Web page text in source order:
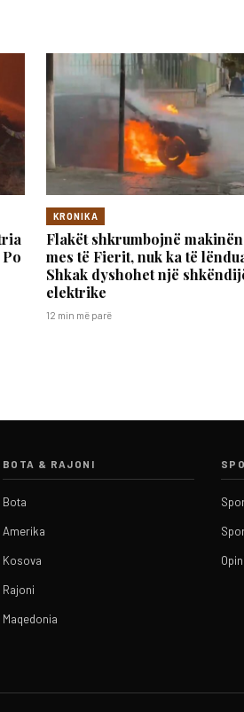
KRONIKA
Flakët shkrumbojnë
mes të Fierit, nuk ka të
Shkak dyshohet një
elektrike
12 min më parë
BOTA & RAJONI
Bota
Amerika
Kosova
Rajoni
Maqedonia